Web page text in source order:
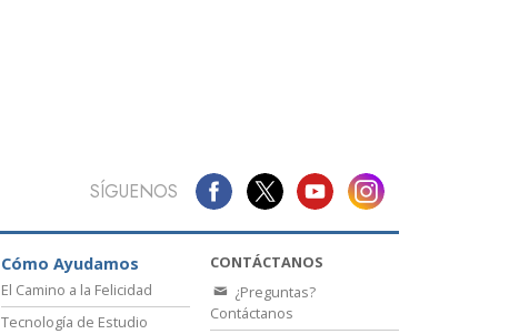
SÍGUENOS
Cómo Ayudamos
El Camino a la Felicidad
Tecnología de Estudio
CONTÁCTANOS
¿Preguntas?
Contáctanos